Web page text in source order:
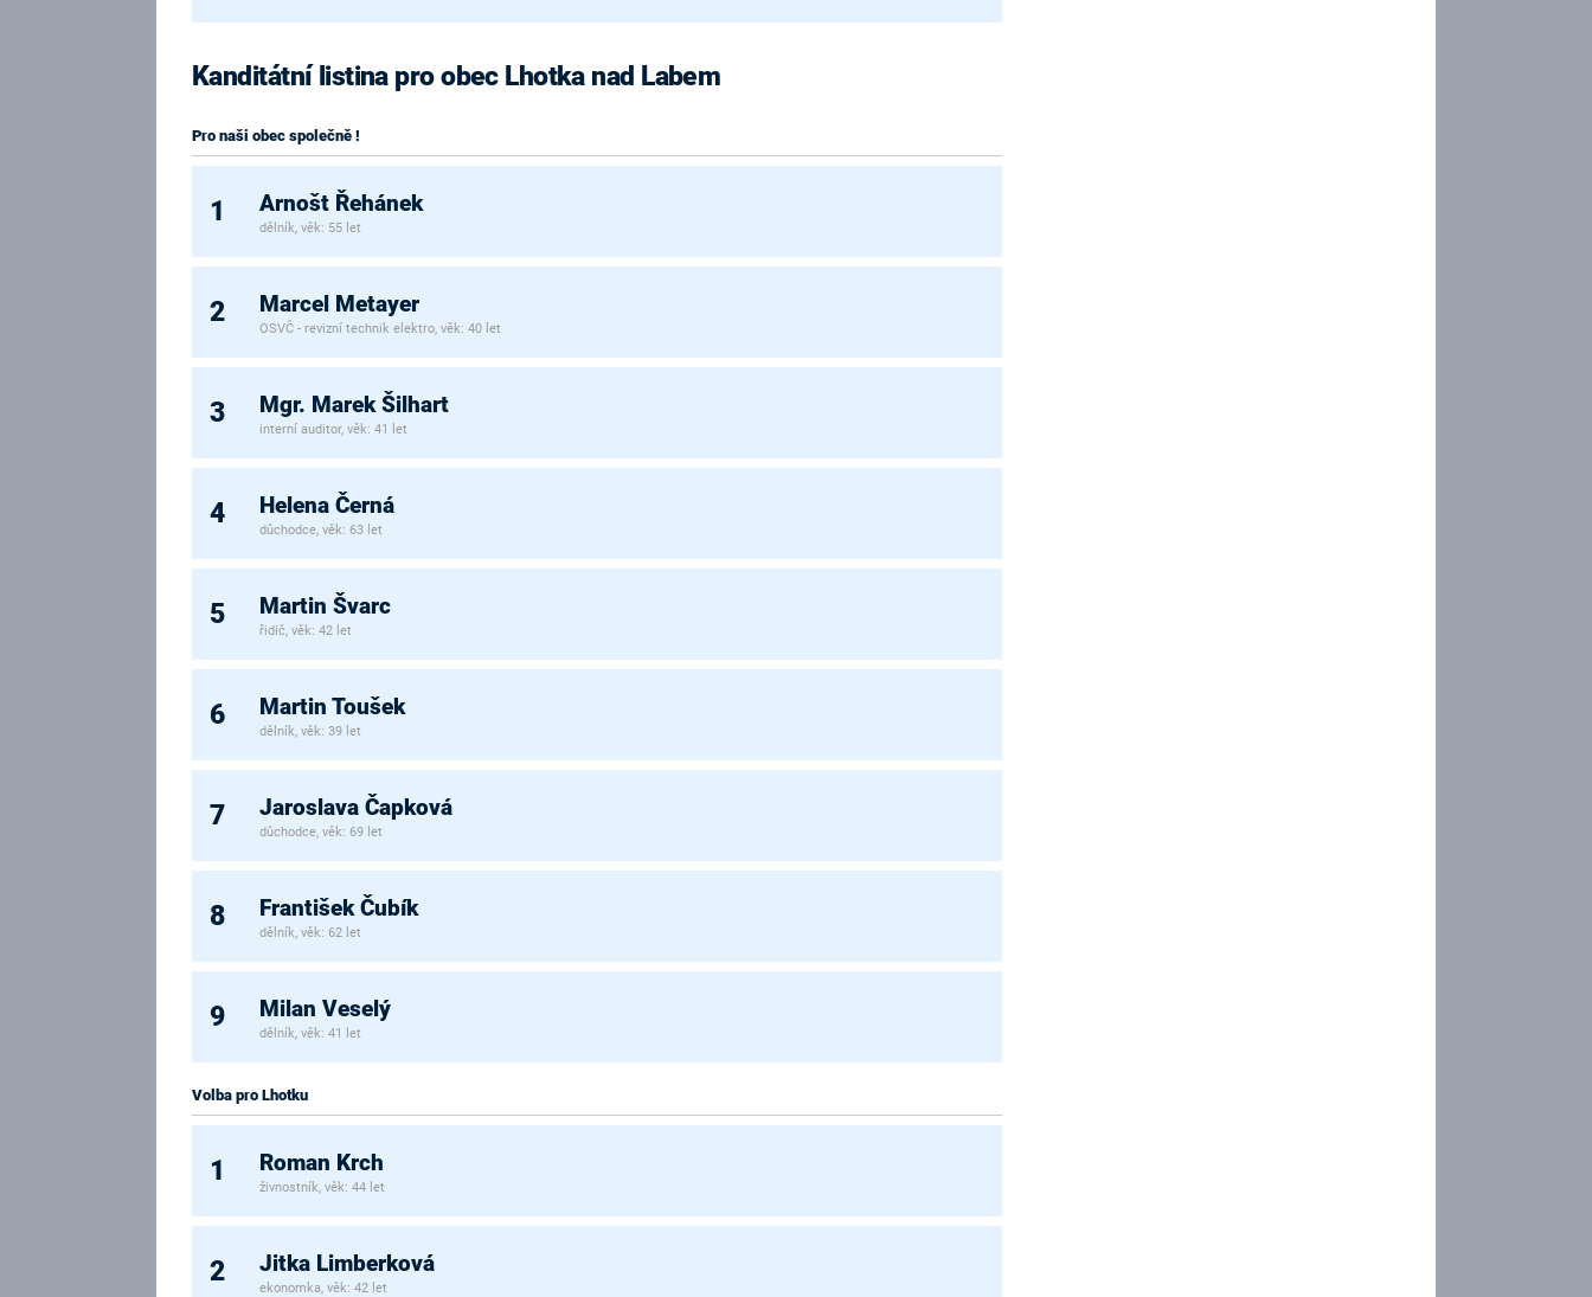
Kanditátní listina pro obec Lhotka nad Labem
Pro naši obec společně !
1 Arnošt Řehánek
dělník, věk: 55 let
2 Marcel Metayer
OSVČ - revizní technik elektro, věk: 40 let
3 Mgr. Marek Šilhart
interní auditor, věk: 41 let
4 Helena Černá
důchodce, věk: 63 let
5 Martin Švarc
řidič, věk: 42 let
6 Martin Toušek
dělník, věk: 39 let
7 Jaroslava Čapková
důchodce, věk: 69 let
8 František Čubík
dělník, věk: 62 let
9 Milan Veselý
dělník, věk: 41 let
Volba pro Lhotku
1 Roman Krch
živnostník, věk: 44 let
2 Jitka Limberková
ekonomka, věk: 42 let